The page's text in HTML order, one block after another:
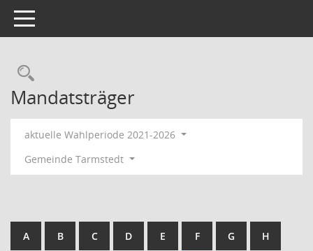
Toggle navigation
Rechercheauswahl
Mandatsträger
aktuelle Wahlperiode 2021-2026
Gemeinde Tarmstedt
A B C D E F G H